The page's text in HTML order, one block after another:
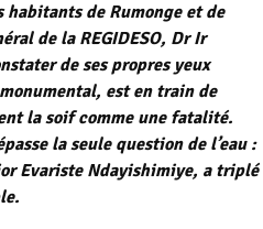
habitants de Rumonge et de
de la REGIDESO, Dr Ir
de ses propres yeux
est en train de
la soif comme une fatalité.
la seule question de l’eau :
Evariste Ndayishimiye, a triplé